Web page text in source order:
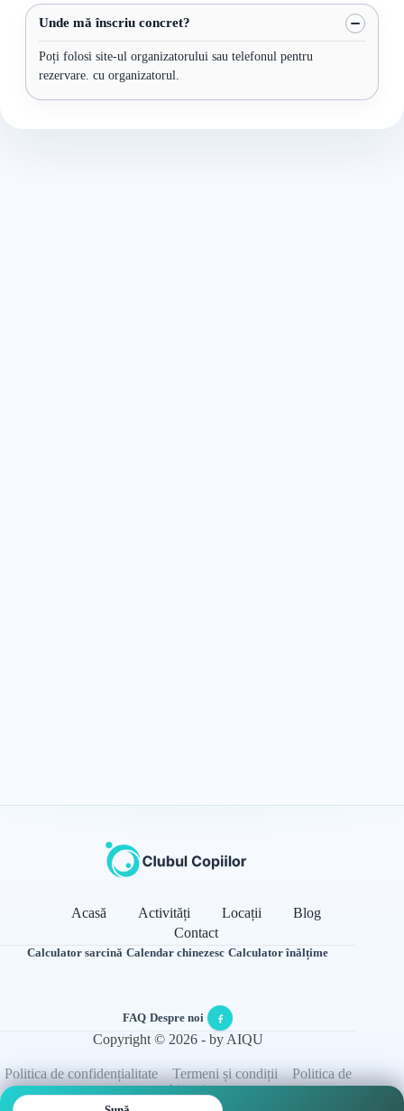
Unde mă înscriu concret?
Poți folosi site-ul organizatorului sau telefonul pentru
rezervare. cu organizatorul.
Acasă Activități Locații
Blog
Contact
Calculator sarcină·Calendar chinezesc·Calculator înălțime
FAQ·Despre noi·
Copyright © 2026 - by AIQU
Politica de confidențialitate Termeni și condiții
Politica de
cookie-uri